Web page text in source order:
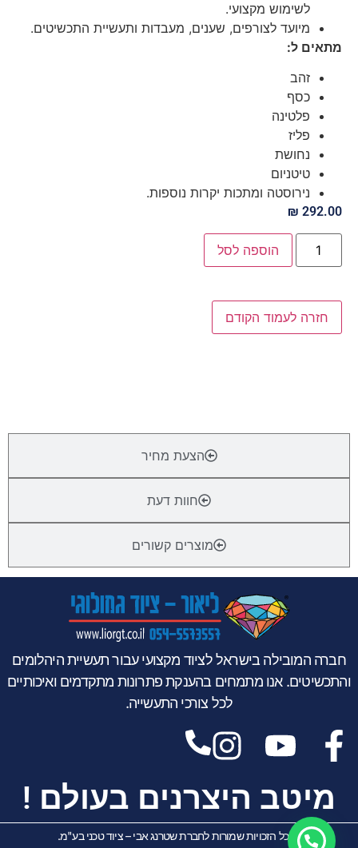
לשימוש מקצועי.
מיועד לצורפים, שענים, מעבדות ותעשיית התכשיטים.
מתאים ל:
זהב
כסף
פלטינה
פליז
נחושת
טיטניום
נירוסטה ומתכות יקרות נוספות.
₪ 292.00
הוספה לסל
חזרה לעמוד הקודם
הצעת מחיר
חוות דעת
מוצרים קשורים
חברה המובילה בישראל לציוד מקצועי עבור תעשיית היהלומים
והתכשיטים. אנו מתמחים בהענקת פתרונות מתקדמים ואיכותיים
לכל צורכי התעשייה.
מיטב היצרנים בעולם !
© כל הזכויות שמורות לחברת שטרנג אבי – ציוד טכני בע"מ.